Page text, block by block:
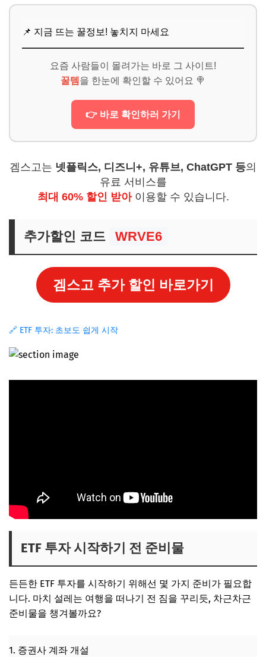
📌 지금 뜨는 꿀정보! 놓치지 마세요
요즘 사람들이 몰려가는 바로 그 사이트!
꿀템 을 한눈에 확인할 수 있어요 🍭
👉 바로 확인하러 가기
겜스고는 넷플릭스, 디즈니+, 유튜브, ChatGPT 등의
유료 서비스를
최대 60% 할인 받아이용할 수 있습니다.
추가할인 코드 WRVE6
겜스고 추가 할인 바로가기
🔗 ETF 투자: 초보도 쉽게 시작
ETF 투자 시작하기 전 준비물
든든한 ETF 투자를 시작하기 위해선 몇 가지 준비가 필요합
니다. 마치 설레는 여행을 떠나기 전 짐을 꾸리듯, 차근차근
준비물을 챙겨볼까요?
1. 증권사 계좌 개설